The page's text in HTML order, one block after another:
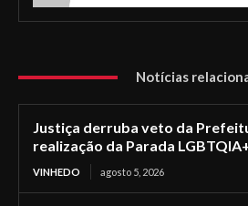
Notícias
Justiça derruba veto da
realização da Parada
VINHEDO agosto 5, 2026